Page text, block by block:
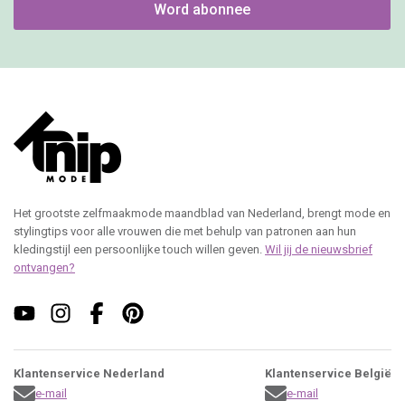
Word abonnee
Het grootste zelfmaakmode maandblad van Nederland, brengt mode en
stylingtips voor alle vrouwen die met behulp van patronen aan hun
kledingstijl een persoonlijke touch willen geven. Wil jij de nieuwsbrief
ontvangen?
Klantenservice Nederland
e-mail
Klantenservice België
e-mail